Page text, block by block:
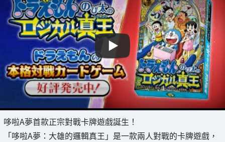
哆啦A夢首款正宗對戰卡牌遊戲誕生！
「哆啦A夢：大雄的邏輯真王」是一款兩人對戰的卡牌遊戲，